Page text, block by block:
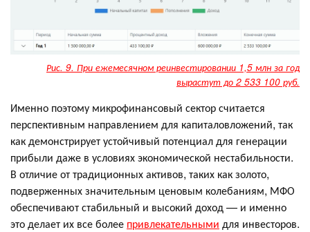
Рис. 9. При ежемесячном реинвестировании 1,5 млн за год
вырастут до 2 533 100 руб.
Именно поэтому микрофинансовый сектор считается
перспективным направлением для капиталовложений, так
как демонстрирует устойчивый потенциал для генерации
прибыли даже в условиях экономической нестабильности.
В отличие от традиционных активов, таких как золото,
подверженных значительным ценовым колебаниям, МФО
обеспечивают стабильный и высокий доход — и именно
это делает их все более привлекательными для инвесторов.